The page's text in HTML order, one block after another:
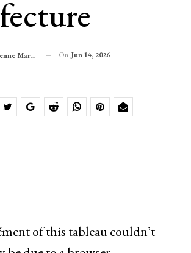
Marechal On Jun 14, 2026
of this tableau couldn’t